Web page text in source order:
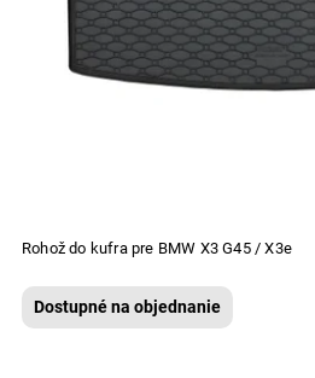
Rohož do kufra pre BMW X3 G45 / X3e
Dostupné na objednanie